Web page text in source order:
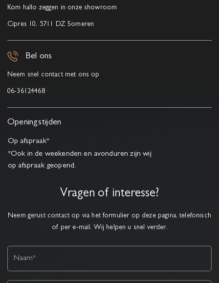
Kom hallo zeggen in onze showroom
Cipres 10, 5711 DZ Someren
Bel ons
Neem snel contact met ons op
06-36124468
Openingstijden
Op afspraak*
*Ook in de weekenden en avonduren zijn wij
op afspraak geopend.
Vragen of interesse?
Neem gerust contact op via het formulier op deze pagina, telefonisch
of per e-mail. Wij helpen u snel verder.